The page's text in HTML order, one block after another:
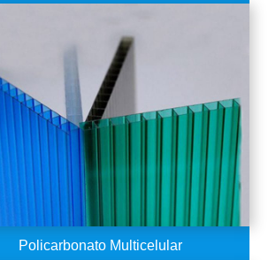
Policarbonato Multicelular